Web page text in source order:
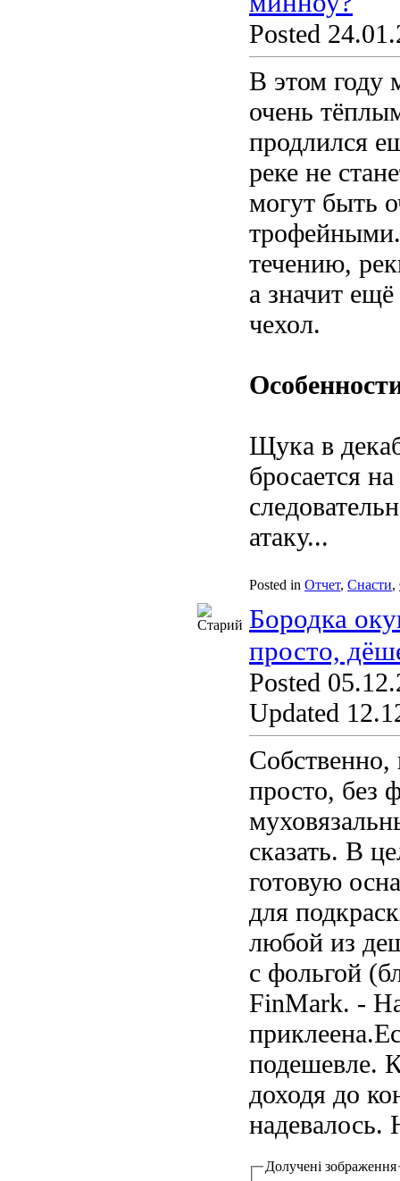
Posted
В этом году
очень
продлился
реке не
могут быть
трофейными.
течению,
а значит
чехол.
Щука в
бросается
атаку...
Posted in Отчет, Снасти,
Бородка
просто,
Posted
Updated
Собственно,
просто, без
сказать. В
готовую
для
любой из
с фольгой
FinMark. -
подешевле.
доходя до
Долучені зображення